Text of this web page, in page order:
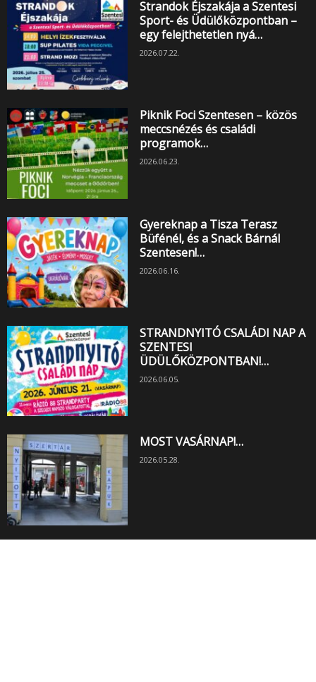
Strandok Éjszakája a Szentesi
Sport- és Üdülőközpontban –
egy felejthetetlen nyá…
2026.07.22.
Piknik Foci Szentesen – közös
meccsnézés és családi
programok…
2026.06.23.
Gyereknap a Tisza Terasz
Büfénél, és a Snack Bárnál
Szentesen!…
2026.06.16.
STRANDNYITÓ CSALÁDI NAP A
SZENTESI
ÜDÜLŐKÖZPONTBAN!…
2026.06.05.
MOST VASÁRNAP!…
2026.05.28.